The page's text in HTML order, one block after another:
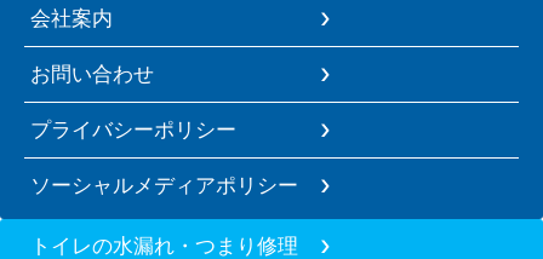
会社案内
お問い合わせ
プライバシーポリシー
ソーシャルメディアポリシー
トイレの水漏れ・つまり修理